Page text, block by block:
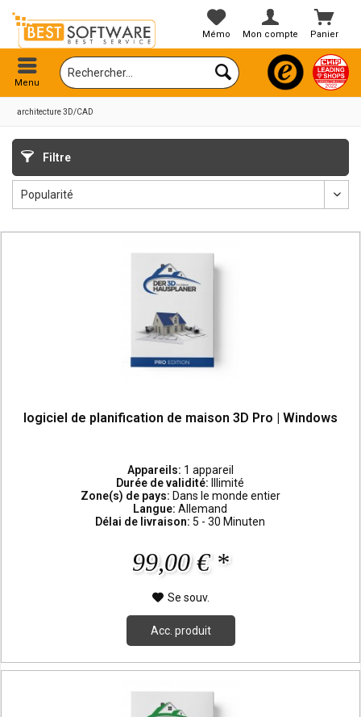
Panier
Mémo Mon compte
Menu
architecture 3D/CAD
Filtre
logiciel de planification de maison 3D Pro | Windows
Appareils: 1 appareil
Durée de validité:
Illimité
Zone(s) de pays: Dans le monde entier
Langue:Allemand
Délai de livraison: 5 - 30 Minuten
99,00 € *
Se souv.
Acc. produit